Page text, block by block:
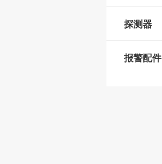
探测器
报警配件